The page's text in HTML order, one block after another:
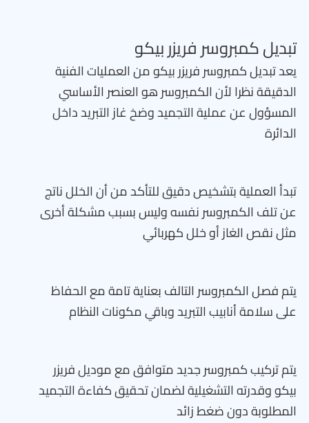
تبديل كمبروسر فريزر بيكو
يعد تبديل كمبروسر فريزر بيكو من العمليات الفنية
الدقيقة نظرا لأن الكمبروسر هو العنصر الأساسي
المسؤول عن عملية التجميد وضخ غاز التبريد داخل
الدائرة
تبدأ العملية بتشخيص دقيق للتأكد من أن الخلل ناتج
عن تلف الكمبروسر نفسه وليس بسبب مشكلة أخرى
مثل نقص الغاز أو خلل كهربائي
يتم فصل الكمبروسر التالف بعناية تامة مع الحفاظ
على سلامة أنابيب التبريد وباقي مكونات النظام
يتم تركيب كمبروسر جديد متوافق مع موديل فريزر
بيكو وقدرته التشغيلية لضمان تحقيق كفاءة التجميد
المطلوبة دون ضغط زائد